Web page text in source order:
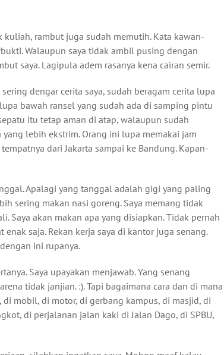
rambut juga sudah memutih. Kata kawan-
Walaupun saya tidak ambil pusing dengan
saya. Lagipula adem rasanya kena cairan semir.
dengar cerita saya, sudah beragam cerita lupa
bawah ransel yang sudah ada di samping pintu
itu tetap aman di atap, walaupun sudah
lebih ekstrim. Orang ini lupa memakai jam
dari Jakarta sampai ke Bandung. Kapan-
Apalagi yang tanggal adalah gigi yang paling
sering makan nasi goreng. Saya memang tidak
Saya akan makan apa yang disiapkan. Tidak pernah
saja. Rekan kerja saya di kantor juga senang.
ini rupanya.
Saya upayakan menjawab. Yang senang
tidak janjian. :). Tapi bagaimana cara dan di mana
mobil, di motor, di gerbang kampus, di masjid, di
di perjalanan jalan kaki di Jalan Dago, di SPBU,